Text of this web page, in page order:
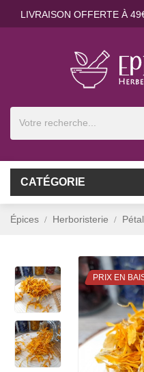
LIVRAISON OFFERTE À
CATÉGORIE
Épices Herboristerie
PRIX EN